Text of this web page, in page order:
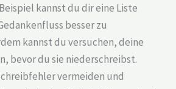
kannst du dir eine Liste
besser zu
kannst du versuchen, deine
bevor du sie niederschreibst.
vermeiden und